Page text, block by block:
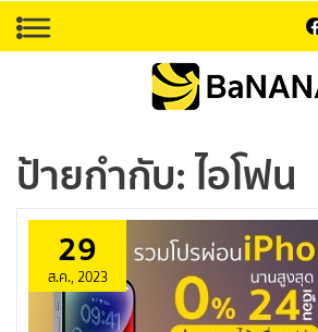
ป้ายกำกับ:ไอโฟน
29
ส.ค., 2023